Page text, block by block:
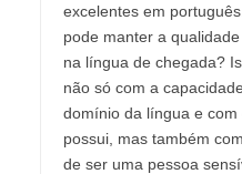
excelentes em
pode manter a
na língua de chegada?
não só com a
domínio da língua e
possui, mas também
de ser uma pessoa